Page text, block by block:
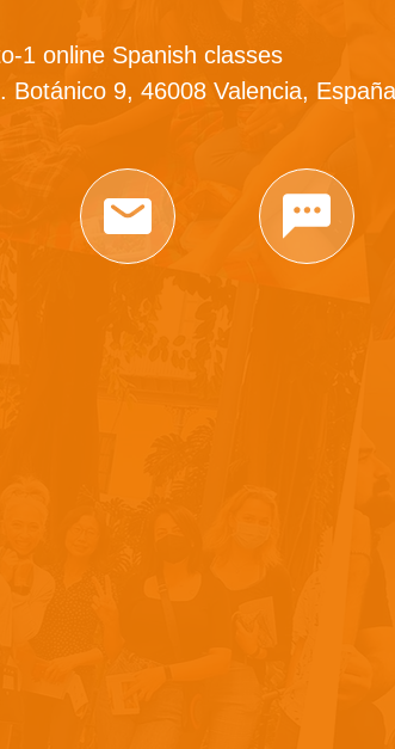
1 online Spanish classes
Botánico 9, 46008 Valencia, España